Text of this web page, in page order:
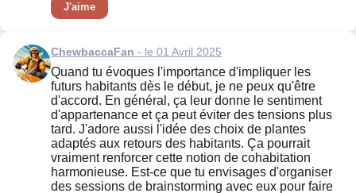
J'aime
ChewbaccaFan - le 01 Avril 2025
Quand tu évoques l'importance d'impliquer les
futurs habitants dès le début, je ne peux qu'être
d'accord. En général, ça leur donne le sentiment
d'appartenance et ça peut éviter des tensions plus
tard. J'adore aussi l'idée des choix de plantes
adaptés aux retours des habitants. Ça pourrait
vraiment renforcer cette notion de cohabitation
harmonieuse. Est-ce que tu envisages d'organiser
des sessions de brainstorming avec eux pour faire